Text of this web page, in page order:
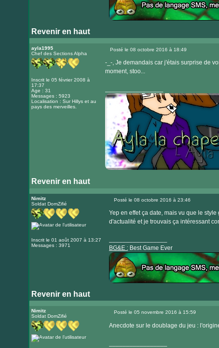
Revenir en haut
Visiter
le
internet
ayla1995
Chef des Sections Alpha
Inscrit le 05 février 2008 à
17:37
Age : 31
Messages : 5923
Localisation : Sur Hillys et au
pays des merveilles.
Posté le 08 octobre 2016 à 18:49
-_-, Je demandais car j'étais surprise de
moment, stoo...
Revenir en haut
le
internet
Nimitz
Soldat DomZifié
Inscrit le 01 août 2007 à 13:27
Messages : 3971
Posté le 08 octobre 2016 à 23:46
Yep en effet ça date, mais vu que le
d'actualité et je trouvais ça intéressant
BG&E :Best Game Ever
Revenir en haut
Visiter
le
internet
Nimitz
Soldat DomZifié
Posté le 05 novembre 2016 à 15:59
Anecdote sur le doublage du jeu :